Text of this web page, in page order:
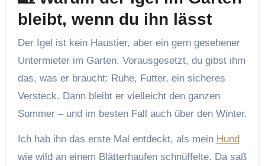
bleibt, wenn du ihn lässt
Der Igel ist kein Haustier, aber ein gern gesehener
Untermieter im Garten. Vorausgesetzt, du gibst ihm
das, was er braucht: Ruhe, Futter, ein sicheres
Versteck. Dann bleibt er vielleicht den ganzen
Sommer – und im besten Fall auch über den Winter.
Ich hab ihn das erste Mal entdeckt, als mein Hund
wie wild an einem Blätterhaufen schnüffelte. Da saß